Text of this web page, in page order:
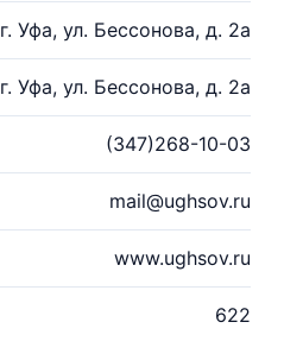
г. Уфа, ул. Бессонова, д. 2а
г. Уфа, ул. Бессонова, д. 2а
(347)268-10-03
mail@ughsov.ru
www.ughsov.ru
622